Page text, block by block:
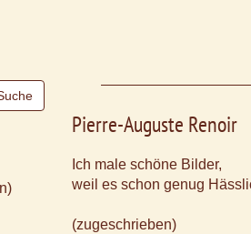
Pierre-Auguste Renoir
Ich male schöne Bilder,
weil es schon genug
(zugeschrieben)